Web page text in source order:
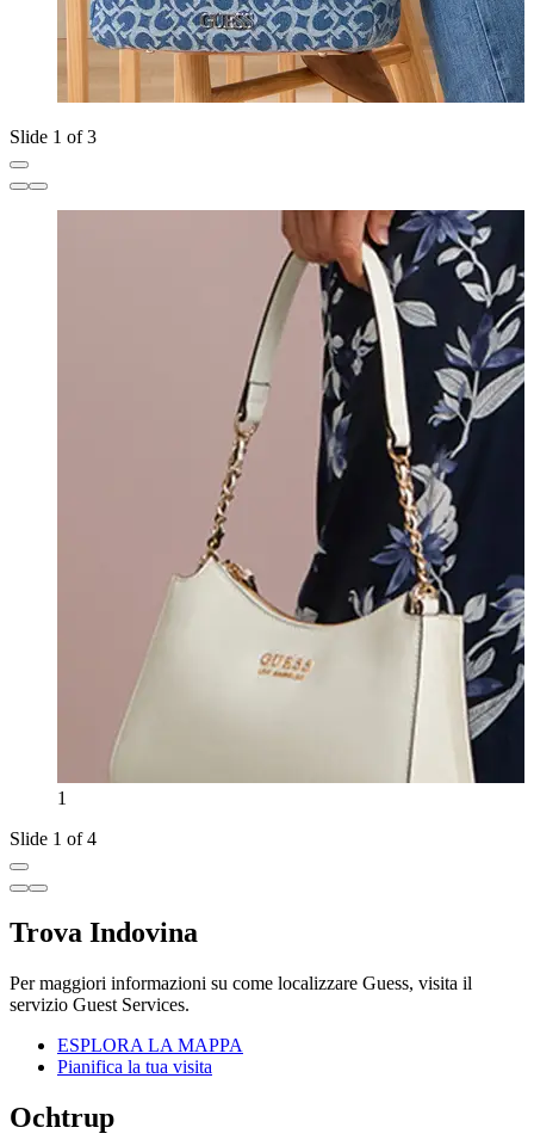
Slide 1 of 3
1
Slide 1 of 4
Trova Indovina
Per maggiori informazioni su come localizzare Guess, visita il
servizio Guest Services.
ESPLORA LA MAPPA
Pianifica la tua visita
Ochtrup